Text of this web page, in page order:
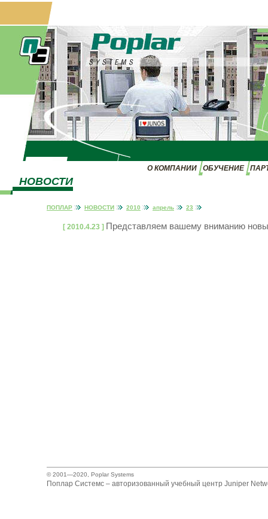
О КОМПАНИИ ОБУЧЕНИЕ
НОВОСТИ
ПОПЛАР НОВОСТИ 2010 апрель 23
[ 2010.4.23 ] Представляем вашему вниманию
© 2001—2020, Poplar Systems
Поплар Системс – авторизованный учебный центр Juniper